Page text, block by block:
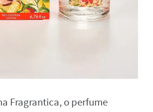
Fragrantica, o perfume